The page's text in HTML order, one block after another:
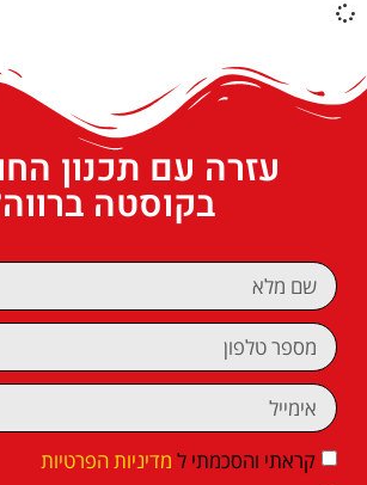
עזרה עם תכנון
בקוסטה
קראתי והסכמתי ל מדיניות הפרטיות